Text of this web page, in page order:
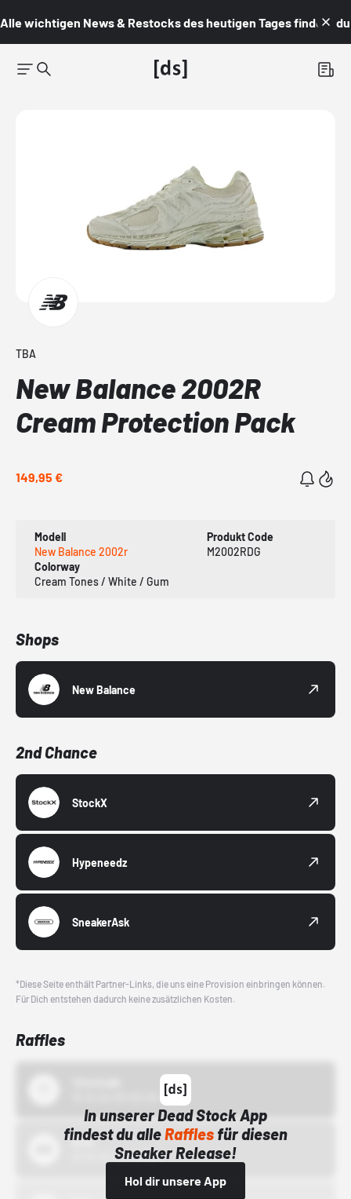
Alle wichtigen News & Restocks des heutigen Tages findest du
TBA
New Balance 2002R
Cream Protection Pack
149,95 €
Modell
New Balance 2002r
Produkt Code
M2002RDG
Colorway
Cream Tones / White / Gum
Shops
New Balance
2nd Chance
StockX
Hypeneedz
SneakerAsk
*Diese Seite enthält Partner-Links, die uns eine Provision einbringen können.
Für Dich entstehen dadurch keine zusätzlichen Kosten.
Raffles
In unserer Dead Stock App
findest du alleRafflesfür diesen
Sneaker Release!
Hol dir unsere App
Bstn
01.10.22 00:00 Uhr